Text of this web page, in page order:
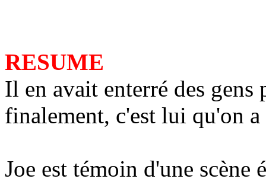
RESUME
Il en avait enterré des
finalement, c'est lui qu'on a
Joe est témoin d'une scène